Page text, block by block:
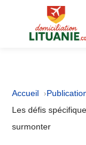
Accueil
Les défis
surmonter